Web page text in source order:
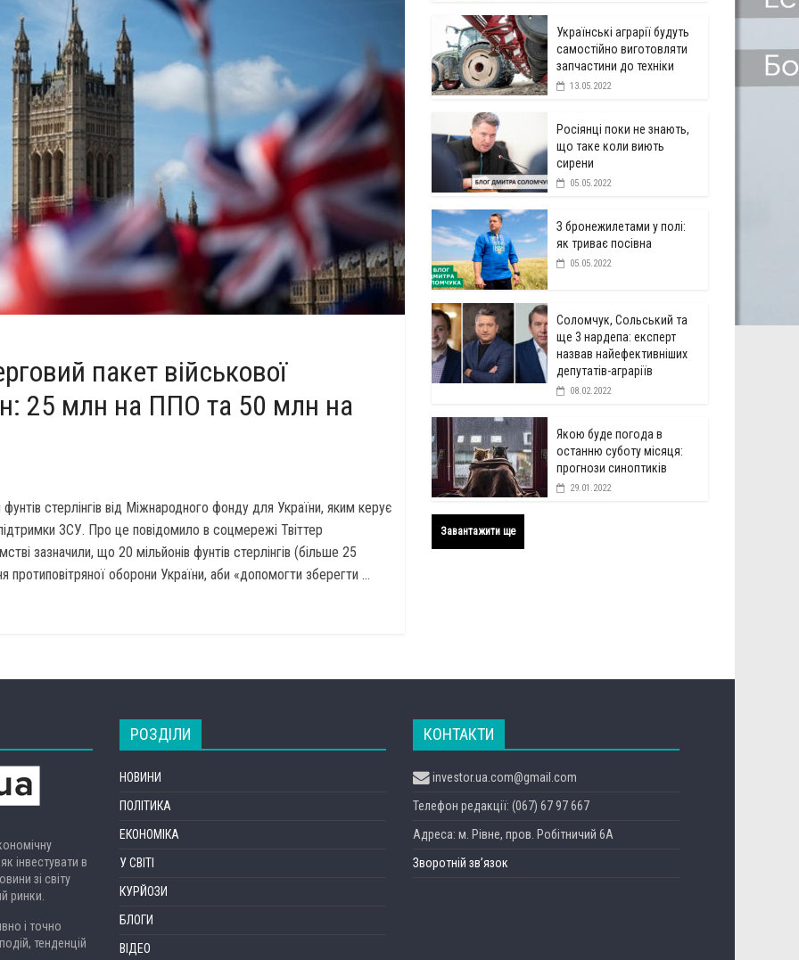
пакет військової
25 млн на ППО та 50 млн на
стерлінгів від Міжнародного фонду для України, яким керує
ЗСУ. Про це повідомило в соцмережі Твіттер
зазначили, що 20 мільйонів фунтів стерлінгів (більше 25
оборони України, аби «допомогти зберегти ...
Українські аграрії будуть
самостійно виготовляти
запчастини до техніки
13.05.2022
Росіянці поки не знають,
що таке коли виють
сирени
05.05.2022
З бронежилетами у полі:
як триває посівна
05.05.2022
Соломчук, Сольський та
ще 3 нардепа: експерт
назвав найефективніших
депутатів-аграріїв
08.02.2022
Якою буде погода в
останню суботу місяця:
прогнози синоптиків
29.01.2022
Завантажити ще
інвестувати в
зі світу
ринки.
і точно
тенденцій
РОЗДІЛИ
НОВИНИ
ПОЛІТИКА
ЕКОНОМІКА
У СВІТІ
КУРЙОЗИ
БЛОГИ
ВІДЕО
КОНТАКТИ
investor.ua.com@gmail.com
Телефон редакції: (067) 67 97 667
Адреса: м. Рівне, пров. Робітничий 6А
Зворотній зв’язок